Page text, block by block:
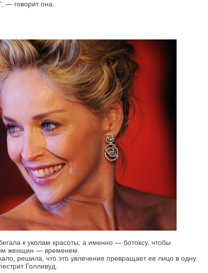
— говорит она.
к уколам красоты, а именно — ботоксу, чтобы
женщин — временем.
решила, что это увлечение превращает ее лицо в одну
Голливуд.